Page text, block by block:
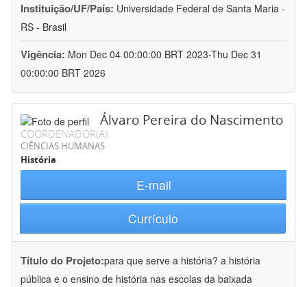
Instituição/UF/País: Universidade Federal de Santa Maria -
RS - Brasil
Vigência: Mon Dec 04 00:00:00 BRT 2023-Thu Dec 31
00:00:00 BRT 2026
Álvaro Pereira do Nascimento
COORDENADOR(A)
CIÊNCIAS HUMANAS
História
E-mail
Currículo
Título do Projeto:para que serve a história? a história
pública e o ensino de história nas escolas da baixada